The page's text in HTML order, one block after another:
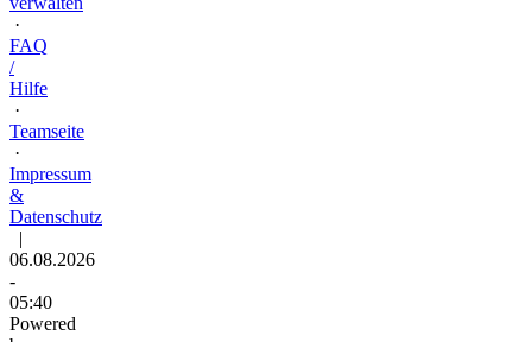
·
FAQ
/
Hilfe
·
Teamseite
·
Impressum
&
Datenschutz
|
06.08.2026
-
05:40
Powered